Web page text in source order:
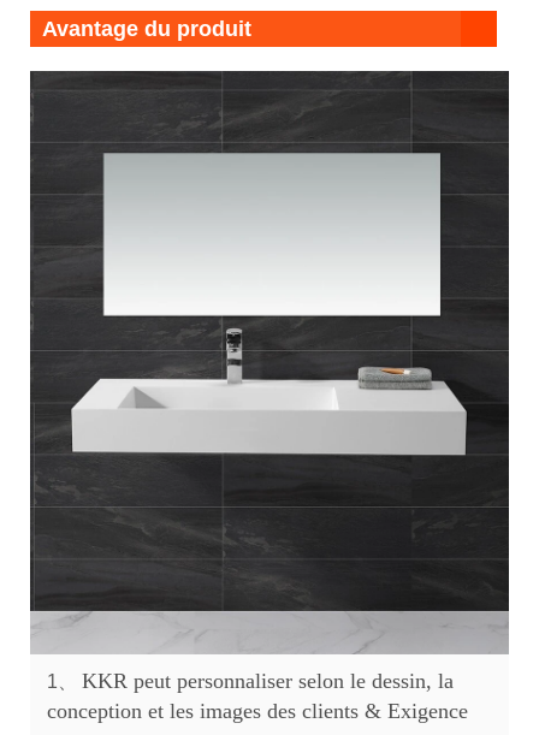
Avantage du produit
1、 KKR peut personnaliser selon le dessin, la
conception et les images des clients & Exigence